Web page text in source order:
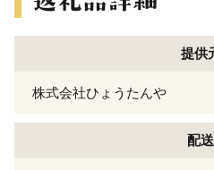
提供
株式会社ひょうたんや
配送